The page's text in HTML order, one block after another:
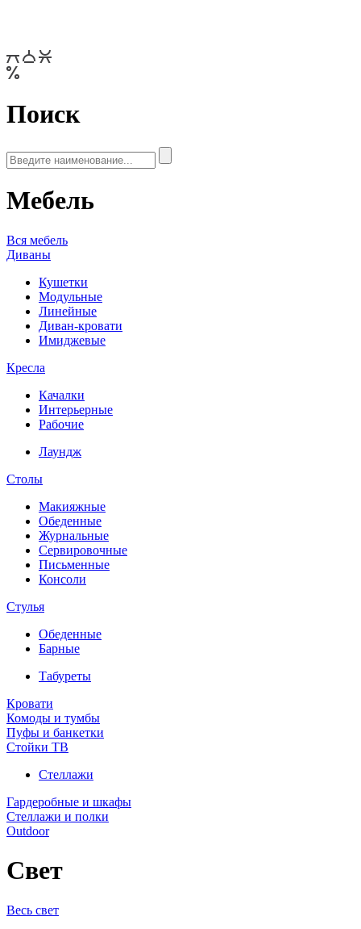
Поиск
Мебель
Вся мебель
Диваны
Кушетки
Модульные
Линейные
Диван-кровати
Имиджевые
Кресла
Качалки
Интерьерные
Рабочие
Лаундж
Столы
Макияжные
Обеденные
Журнальные
Сервировочные
Письменные
Консоли
Стулья
Обеденные
Барные
Табуреты
Кровати
Комоды и тумбы
Пуфы и банкетки
Стойки ТВ
Стеллажи
Гардеробные и шкафы
Стеллажи и полки
Outdoor
Свет
Весь свет